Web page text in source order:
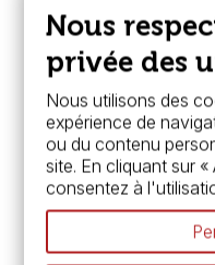
Carte
Chèque
Devis &
Pass
Nos
Nous
privée des
Nous utilisons des
expérience de
ou du contenu
site. En cliquant sur
consentez à